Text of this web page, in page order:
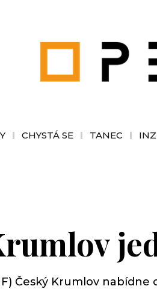
CHYSTÁ SE TANEC
Český Krumlov nabídne